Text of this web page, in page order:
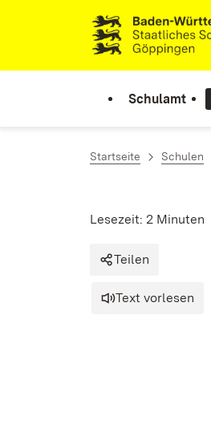
Zum Inhalt springen
Link zur Startseite
Schulamt
Startseite Schulen
Lesezeit: 2 Minuten
Teilen
Text vorlesen